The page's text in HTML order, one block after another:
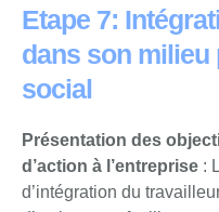
Etape 7:
dans son
social
Présentation des
d’action à l’entreprise :
d’intégration du